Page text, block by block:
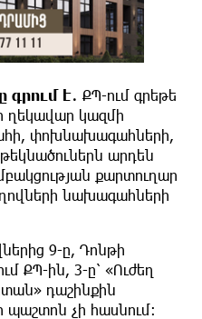
է․ ՔՊ-ում գրեթե
ղեկավար կազմի
փոխնախագահների,
արդեն
քարտուղար
նախագահների
9-ը, Դոնթի
ՔՊ-ին, 3-ը՝ «Ուժեղ
դաշինքին
չի հասնում: